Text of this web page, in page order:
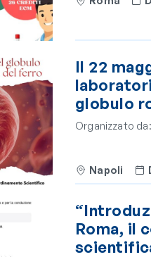
Il 22
globulo
Organizzato da:
Napoli
Roma, il